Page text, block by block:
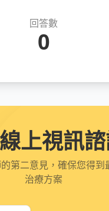
回答數
0
上視訊
第二意見，確保您得到
治療方案